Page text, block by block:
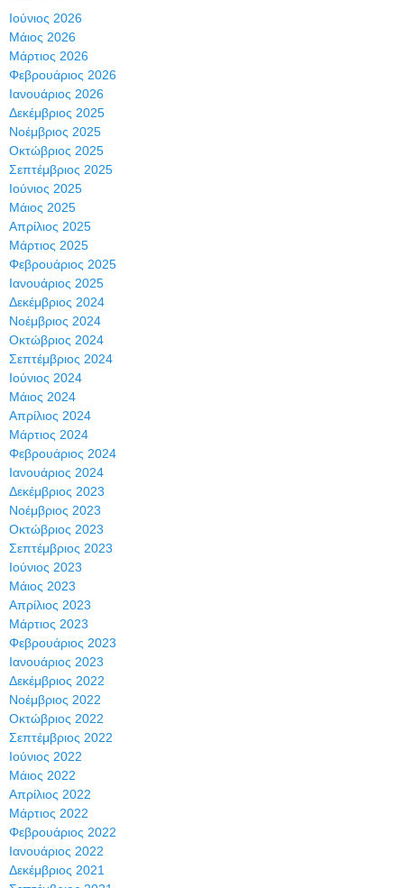
Ιούνιος 2026
Μάιος 2026
Μάρτιος 2026
Φεβρουάριος 2026
Ιανουάριος 2026
Δεκέμβριος 2025
Νοέμβριος 2025
Οκτώβριος 2025
Σεπτέμβριος 2025
Ιούνιος 2025
Μάιος 2025
Απρίλιος 2025
Μάρτιος 2025
Φεβρουάριος 2025
Ιανουάριος 2025
Δεκέμβριος 2024
Νοέμβριος 2024
Οκτώβριος 2024
Σεπτέμβριος 2024
Ιούνιος 2024
Μάιος 2024
Απρίλιος 2024
Μάρτιος 2024
Φεβρουάριος 2024
Ιανουάριος 2024
Δεκέμβριος 2023
Νοέμβριος 2023
Οκτώβριος 2023
Σεπτέμβριος 2023
Ιούνιος 2023
Μάιος 2023
Απρίλιος 2023
Μάρτιος 2023
Φεβρουάριος 2023
Ιανουάριος 2023
Δεκέμβριος 2022
Νοέμβριος 2022
Οκτώβριος 2022
Σεπτέμβριος 2022
Ιούνιος 2022
Μάιος 2022
Απρίλιος 2022
Μάρτιος 2022
Φεβρουάριος 2022
Ιανουάριος 2022
Δεκέμβριος 2021